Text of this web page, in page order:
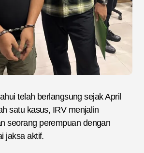
telah berlangsung sejak April
satu kasus, IRV menjalin
seorang perempuan dengan
jaksa aktif.